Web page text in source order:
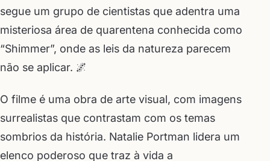
segue um grupo de cientistas que adentra uma
misteriosa área de quarentena conhecida como
“Shimmer”, onde as leis da natureza parecem
não se aplicar. 🌌
O filme é uma obra de arte visual, com imagens
surrealistas que contrastam com os temas
sombrios da história. Natalie Portman lidera um
elenco poderoso que traz à vida a